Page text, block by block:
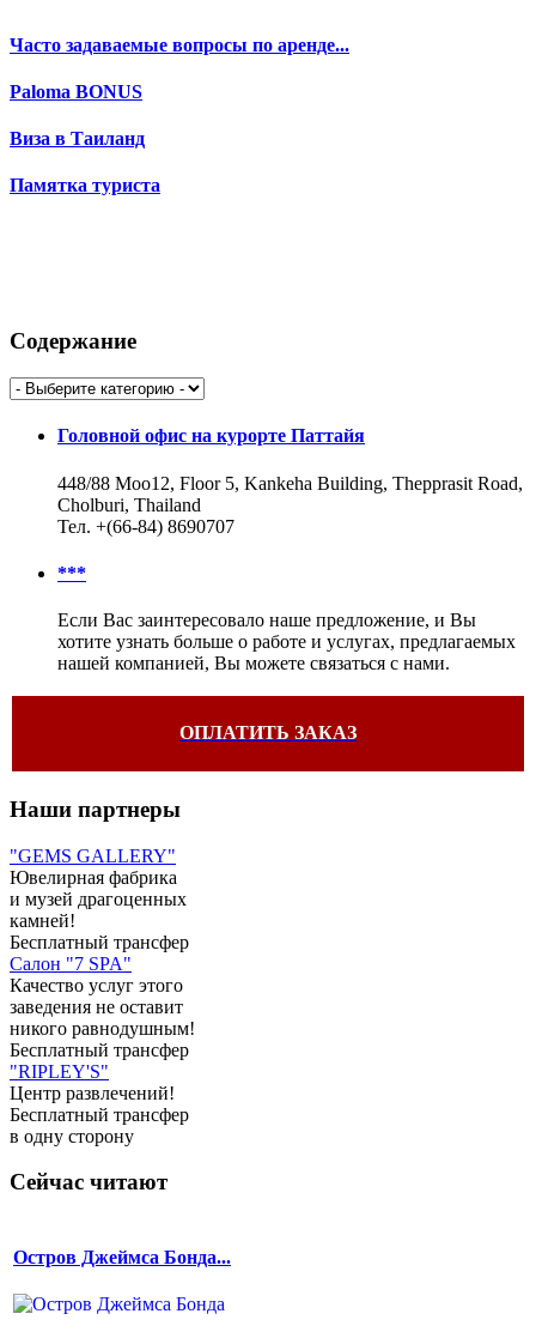
Часто задаваемые вопросы по аренде...
Paloma BONUS
Виза в Таиланд
Памятка туриста
Содержание
Головной офис на курорте Паттайя
448/88 Moo12, Floor 5, Kankeha Building, Thepprasit Road,
Cholburi, Thailand
Тел. +(66-84) 8690707
***
Если Вас заинтересовало наше предложение, и Вы
хотите узнать больше о работе и услугах, предлагаемых
нашей компанией, Вы можете связаться с нами.
ОПЛАТИТЬ ЗАКАЗ
Наши партнеры
"GEMS GALLERY"
Ювелирная фабрика
и музей драгоценных
камней!
Бесплатный трансфер
Салон "7 SPA"
Качество услуг этого
заведения не оставит
никого равнодушным!
Бесплатный трансфер
"RIPLEY'S"
Центр развлечений!
Бесплатный трансфер
в одну сторону
Сейчас читают
Остров Джеймса Бонда...